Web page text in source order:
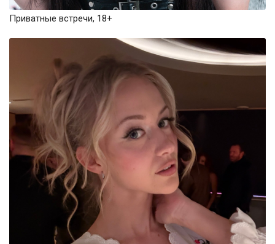
Приватные встречи, 18+